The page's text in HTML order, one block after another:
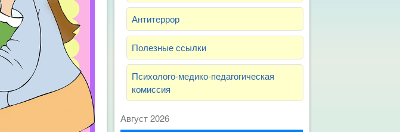
Антитеррор
Полезные ссылки
Психолого-медико-педагогическая
комиссия
Август 2026